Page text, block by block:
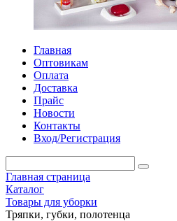
Главная
Оптовикам
Оплата
Доставка
Прайс
Новости
Контакты
Вход/Регистрация
Главная страница
Каталог
Товары для уборки
Тряпки, губки, полотенца